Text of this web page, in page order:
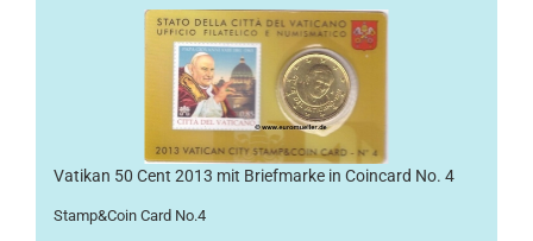
Vatikan 50 Cent 2013 mit Briefmarke in Coincard No. 4
Stamp&Coin Card No.4